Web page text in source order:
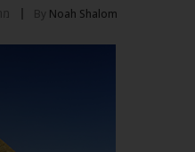
By Noah Shalom מרץ